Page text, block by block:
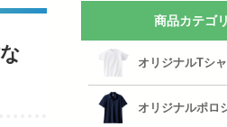
商品カテゴ
オリジナルTシ
オリジナルポロ